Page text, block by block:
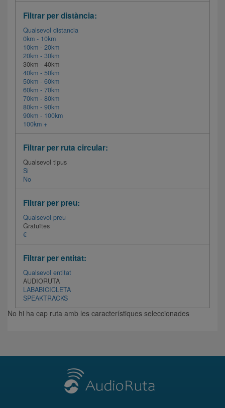
Filtrar per distància:
Qualsevol distancia
0km - 10km
10km - 20km
20km - 30km
30km - 40km
40km - 50km
50km - 60km
60km - 70km
70km - 80km
80km - 90km
90km - 100km
100km +
Filtrar per ruta circular:
Qualsevol tipus
Si
No
Filtrar per preu:
Qualsevol preu
Gratuïtes
€
Filtrar per entitat:
Qualsevol entitat
AUDIORUTA
LABABICICLETA
SPEAKTRACKS
No hi ha cap ruta amb les característiques seleccionades